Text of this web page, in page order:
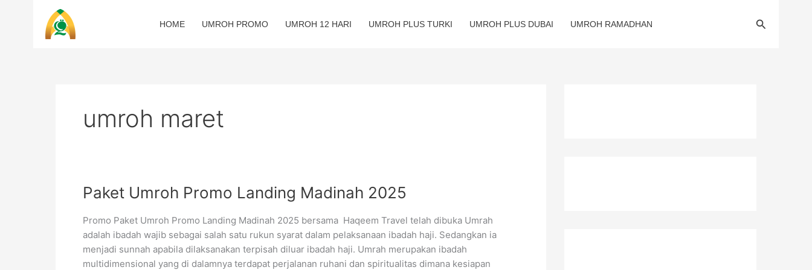
HOME UMROH PROMO UMROH 12 HARI UMROH PLUS TURKI UMROH PLUS DUBAI UMROH RAMADHAN Search
umroh maret
Paket Umroh Promo Landing Madinah 2025
Promo Paket Umroh Promo Landing Madinah 2025 bersama Haqeem Travel telah dibuka Umrah
adalah ibadah wajib sebagai salah satu rukun syarat dalam pelaksanaan ibadah haji. Sedangkan ia
menjadi sunnah apabila dilaksanakan terpisah diluar ibadah haji. Umrah merupakan ibadah
multidimensional yang di dalamnya terdapat perjalanan ruhani dan spiritualitas dimana kesiapan
Paket
Promo
Landing
Madinah
2025